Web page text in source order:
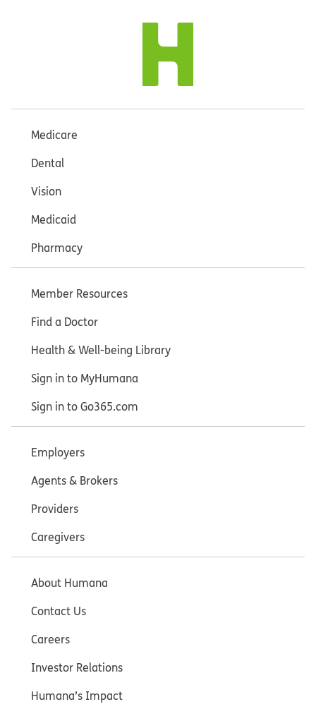
Medicare
Dental
Vision
Medicaid
Pharmacy
Member Resources
Find a Doctor
Health & Well-being Library
Sign in to MyHumana
Sign in to Go365.com
Employers
Agents & Brokers
Providers
Caregivers
About Humana
Contact Us
Careers
Investor Relations
Humana’s Impact